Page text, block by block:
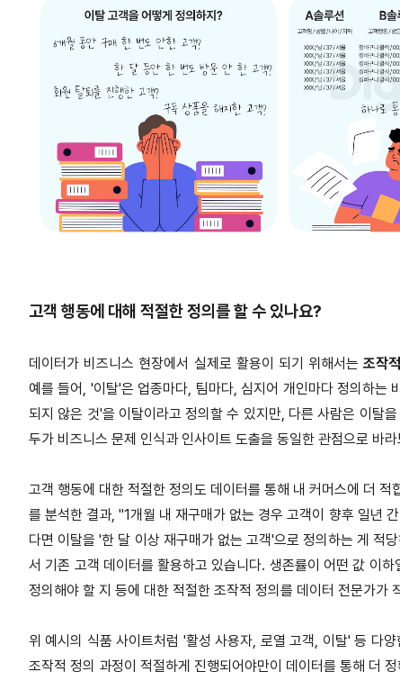
고객 행동에 대해 적절한 정의를 할 수 있나요?
데이터가 비즈니스 현장에서 실제로 활용이 되기 위해서는조작
예를 들어, '이탈'은 업종마다, 팀마다, 심지어 개인마다 정의하는
되지 않은 것'을 이탈이라고 정의할 수 있지만, 다른 사람은 이탈
두가 비즈니스 문제 인식과 인사이트 도출을 동일한 관점으로 바
고객 행동에 대한 적절한 정의도 데이터를 통해 내 커머스에 더
를 분석한 결과, "1개월 내 재구매가 없는 경우 고객이 향후 일년
다면 이탈을 '한 달 이상 재구매가 없는 고객'으로 정의하는 게 적
서 기존 고객 데이터를 활용하고 있습니다. 생존률이 어떤 값 이
정의해야 할 지 등에 대한 적절한 조작적 정의를 데이터 전문가가
위 예시의 식품 사이트처럼 '활성 사용자, 로열 고객, 이탈' 등 다
조작적 정의 과정이 적절하게 진행되어야만이 데이터를 통해 더